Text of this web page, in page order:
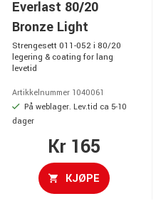
Everlast 80/20
Bronze Light
Strengesett 011-052 i 80/20
legering & coating for lang
levetid
Artikkelnummer 1040061
På weblager. Lev.tid ca 5-10
dager
Kr 165
KJØPE